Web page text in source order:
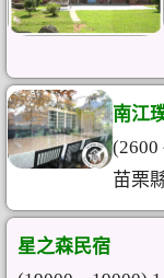
南江
(2600
苗栗
星之森民宿